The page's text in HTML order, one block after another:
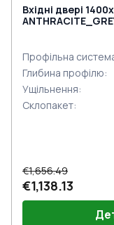
Вхідні двері
Профільна
Глибина профілю:
Ущільнення:
Склопакет:
€1,656.49
€1,138.13